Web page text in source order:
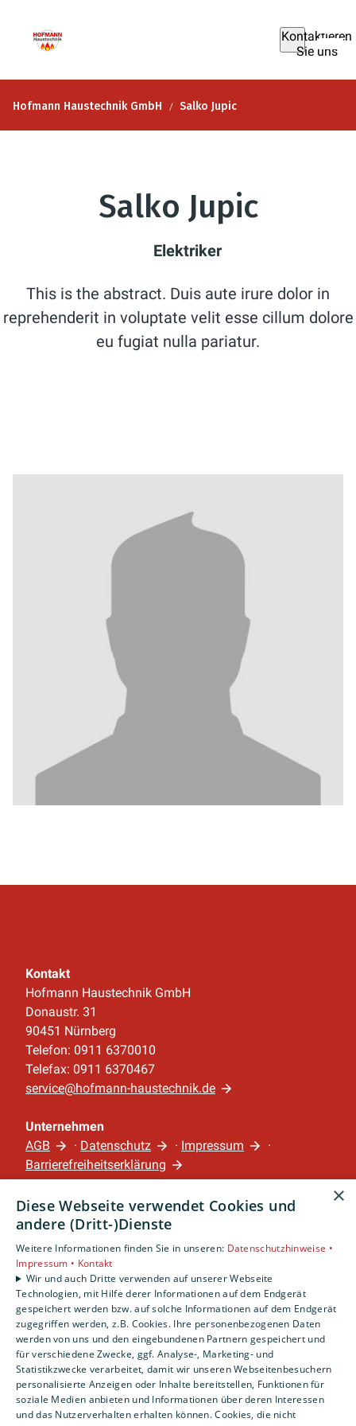
Kontaktieren
Sie uns
Hofmann Haustechnik GmbH Salko Jupic
Salko Jupic
Elektriker
This is the abstract. Duis aute irure dolor in
reprehenderit in voluptate velit esse cillum dolore
eu fugiat nulla pariatur.
Kontakt
Hofmann Haustechnik GmbH
Donaustr. 31
90451 Nürnberg
Telefon: 0911 6370010
Telefax: 0911 6370467
service@hofmann-haustechnik.de
Unternehmen
AGB
· Datenschutz · Impressum
·
Barrierefreiheitserklärung
Leistungen
Privatkunden
Gewerbekunden
Karriere
Unternehmen
Standort
Nürnberg
×
Diese Webseite verwendet Cookies und
andere (Dritt-)Dienste
Weitere Informationen finden Sie in unseren: Datenschutzhinweise •
Impressum • Kontakt
Wir und auch Dritte verwenden auf unserer Webseite
Technologien, mit Hilfe derer Informationen auf dem Endgerät
gespeichert werden bzw. auf solche Informationen auf dem Endgerät
zugegriffen werden, z.B. Cookies. Ihre personenbezogenen Daten
werden von uns und den eingebundenen Partnern gespeichert und
für verschiedene Zwecke, ggf. Analyse-, Marketing- und
Statistikzwecke verarbeitet, damit wir unseren Webseitenbesuchern
personalisierte Anzeigen oder Inhalte bereitstellen, Funktionen für
soziale Medien anbieten und Informationen über deren Interessen
und das Nutzerverhalten erhalten können. Cookies, die nicht